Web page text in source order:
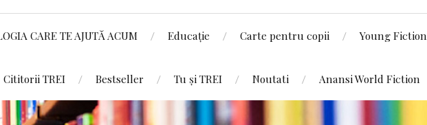
CARE TE AJUTĂ ACUM Educație Carte pentru copii Young Fiction
Cititorii TREI Bestseller Tu și TREI Noutati Anansi World Fiction